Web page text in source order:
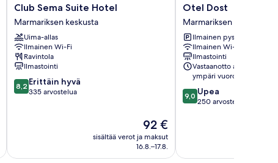
Club
Sema
Suite
Hotel
Marmariksen
keskusta
Club Sema Suite Hotel
Marmariksen keskusta
Uima-allas
Ilmainen Wi-Fi
Ravintola
Ilmastointi
8.2
kautta
8,2 Erittäin hyvä
335 arvostelua
Hinta
on
92 €
92 €
sisältää verot ja maksut
16.8.–17.8.
Otel
Dost
Marmariksen
keskusta
Otel Dost
Marmariksen keskusta
Ilmainen pysäköinti
Ilmainen Wi-Fi
Ilmastointi
Vastaanotto avoinna
ympäri vuorokauden
9.0
kautta
9,0 Upea
250 arvostelua